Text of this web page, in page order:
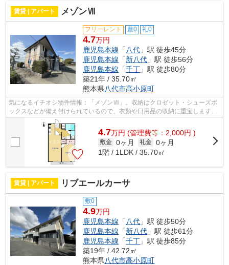
賃貸 | アパート メゾンⅦ
フリーレント 敷0 礼0
4.7万円
鹿児島本線 「 八代 」駅 徒歩45分
鹿児島本線 「新八代 」駅 徒歩56分
鹿児島本線 「千丁 」駅 徒歩80分
築21年 / 35.70㎡
熊本県八代市高小原町
気になるイチオシ物件情報：「メゾンⅦ」。収納はクロゼット・シューズボ
ックスなどが備え付けられているので、衣類や日用品の収納に重宝します。
TVインターホンで、モニターから来訪者...
4.7万円 (管理費等：2,000円 )
敷金 0ヶ月 礼金 0ヶ月
1階 / 1LDK / 35.70㎡
賃貸 | アパート リブエールカーサ
敷0
4.9万円
鹿児島本線 「 八代 」駅 徒歩50分
鹿児島本線 「新八代 」駅 徒歩61分
鹿児島本線 「千丁 」駅 徒歩85分
築19年 / 42.72㎡
熊本県八代市高小原町